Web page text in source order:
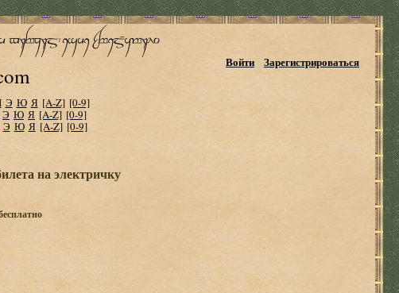
Войти Зарегистрироваться
Э Ю Я [A-Z] [0-9]
Э Ю Я [A-Z] [0-9]
Э Ю Я [A-Z] [0-9]
на электричку